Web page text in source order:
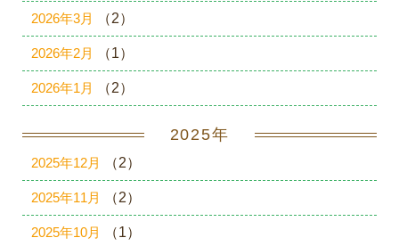
2026年3月 （2）
2026年2月 （1）
2026年1月 （2）
2025年
2025年12月 （2）
2025年11月 （2）
2025年10月 （1）